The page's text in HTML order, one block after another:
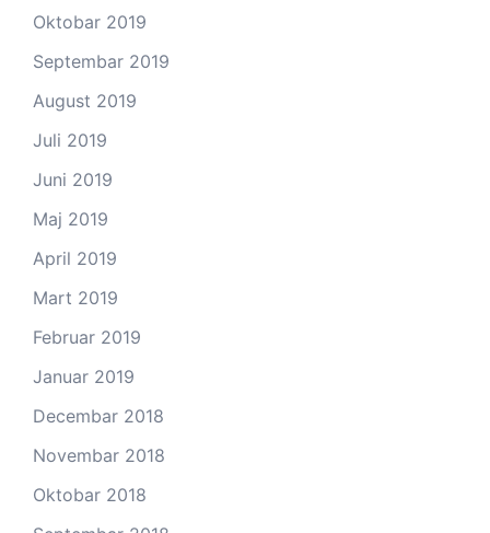
Oktobar 2019
Septembar 2019
August 2019
Juli 2019
Juni 2019
Maj 2019
April 2019
Mart 2019
Februar 2019
Januar 2019
Decembar 2018
Novembar 2018
Oktobar 2018